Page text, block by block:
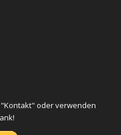
oder verwenden